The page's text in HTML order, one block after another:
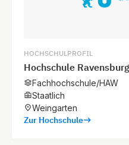
HOCHSCHULPROFIL
Hochschule
Fachhochschule/HAW
Staatlich
Weingarten
Zur Hochschule